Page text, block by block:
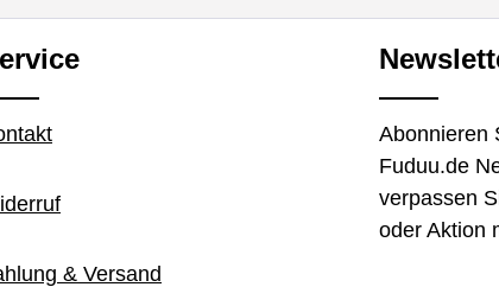
& Versand
Abonnieren
Fuduu.de
verpassen
oder Aktion